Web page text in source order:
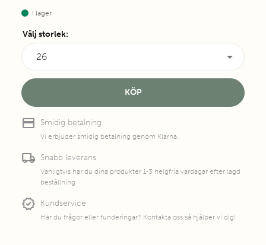
I lager
Välj storlek:
26
KÖP
credit_card Smidig betalning
Vi erbjuder smidig betalning genom Klarna.
local_shipping Snabb leverans
Vanligtvis har du dina produkter 1-3 helgfria vardagar efter lagd
beställning
new_releases Kundservice
Har du frågor eller funderingar? Kontakta oss så hjälper vi dig!